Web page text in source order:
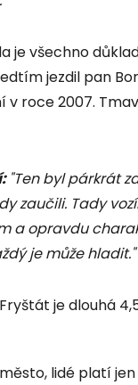
je všechno
jezdil pan
roce 2007.
"Ten byl párkrát
zaučili. Tady
a opravdu
je může hladit."
je dlouhá
lidé platí